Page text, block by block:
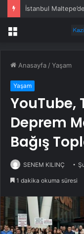
İstanbul
Menü
Anasayfa /Yaşam
Yaşam
YouTube,
Deprem
Bağış
SENEM KILINÇ
1 dakika okuma süresi